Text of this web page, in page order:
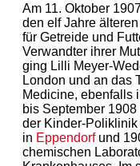
Am 11. Oktober
den elf Jahre
für Getreide und
Verwandter ihrer
ging Lilli Meyer-
London und an das
Medicine, ebenfalls
bis September
der Kinder-
in Eppendorfund
chemischen